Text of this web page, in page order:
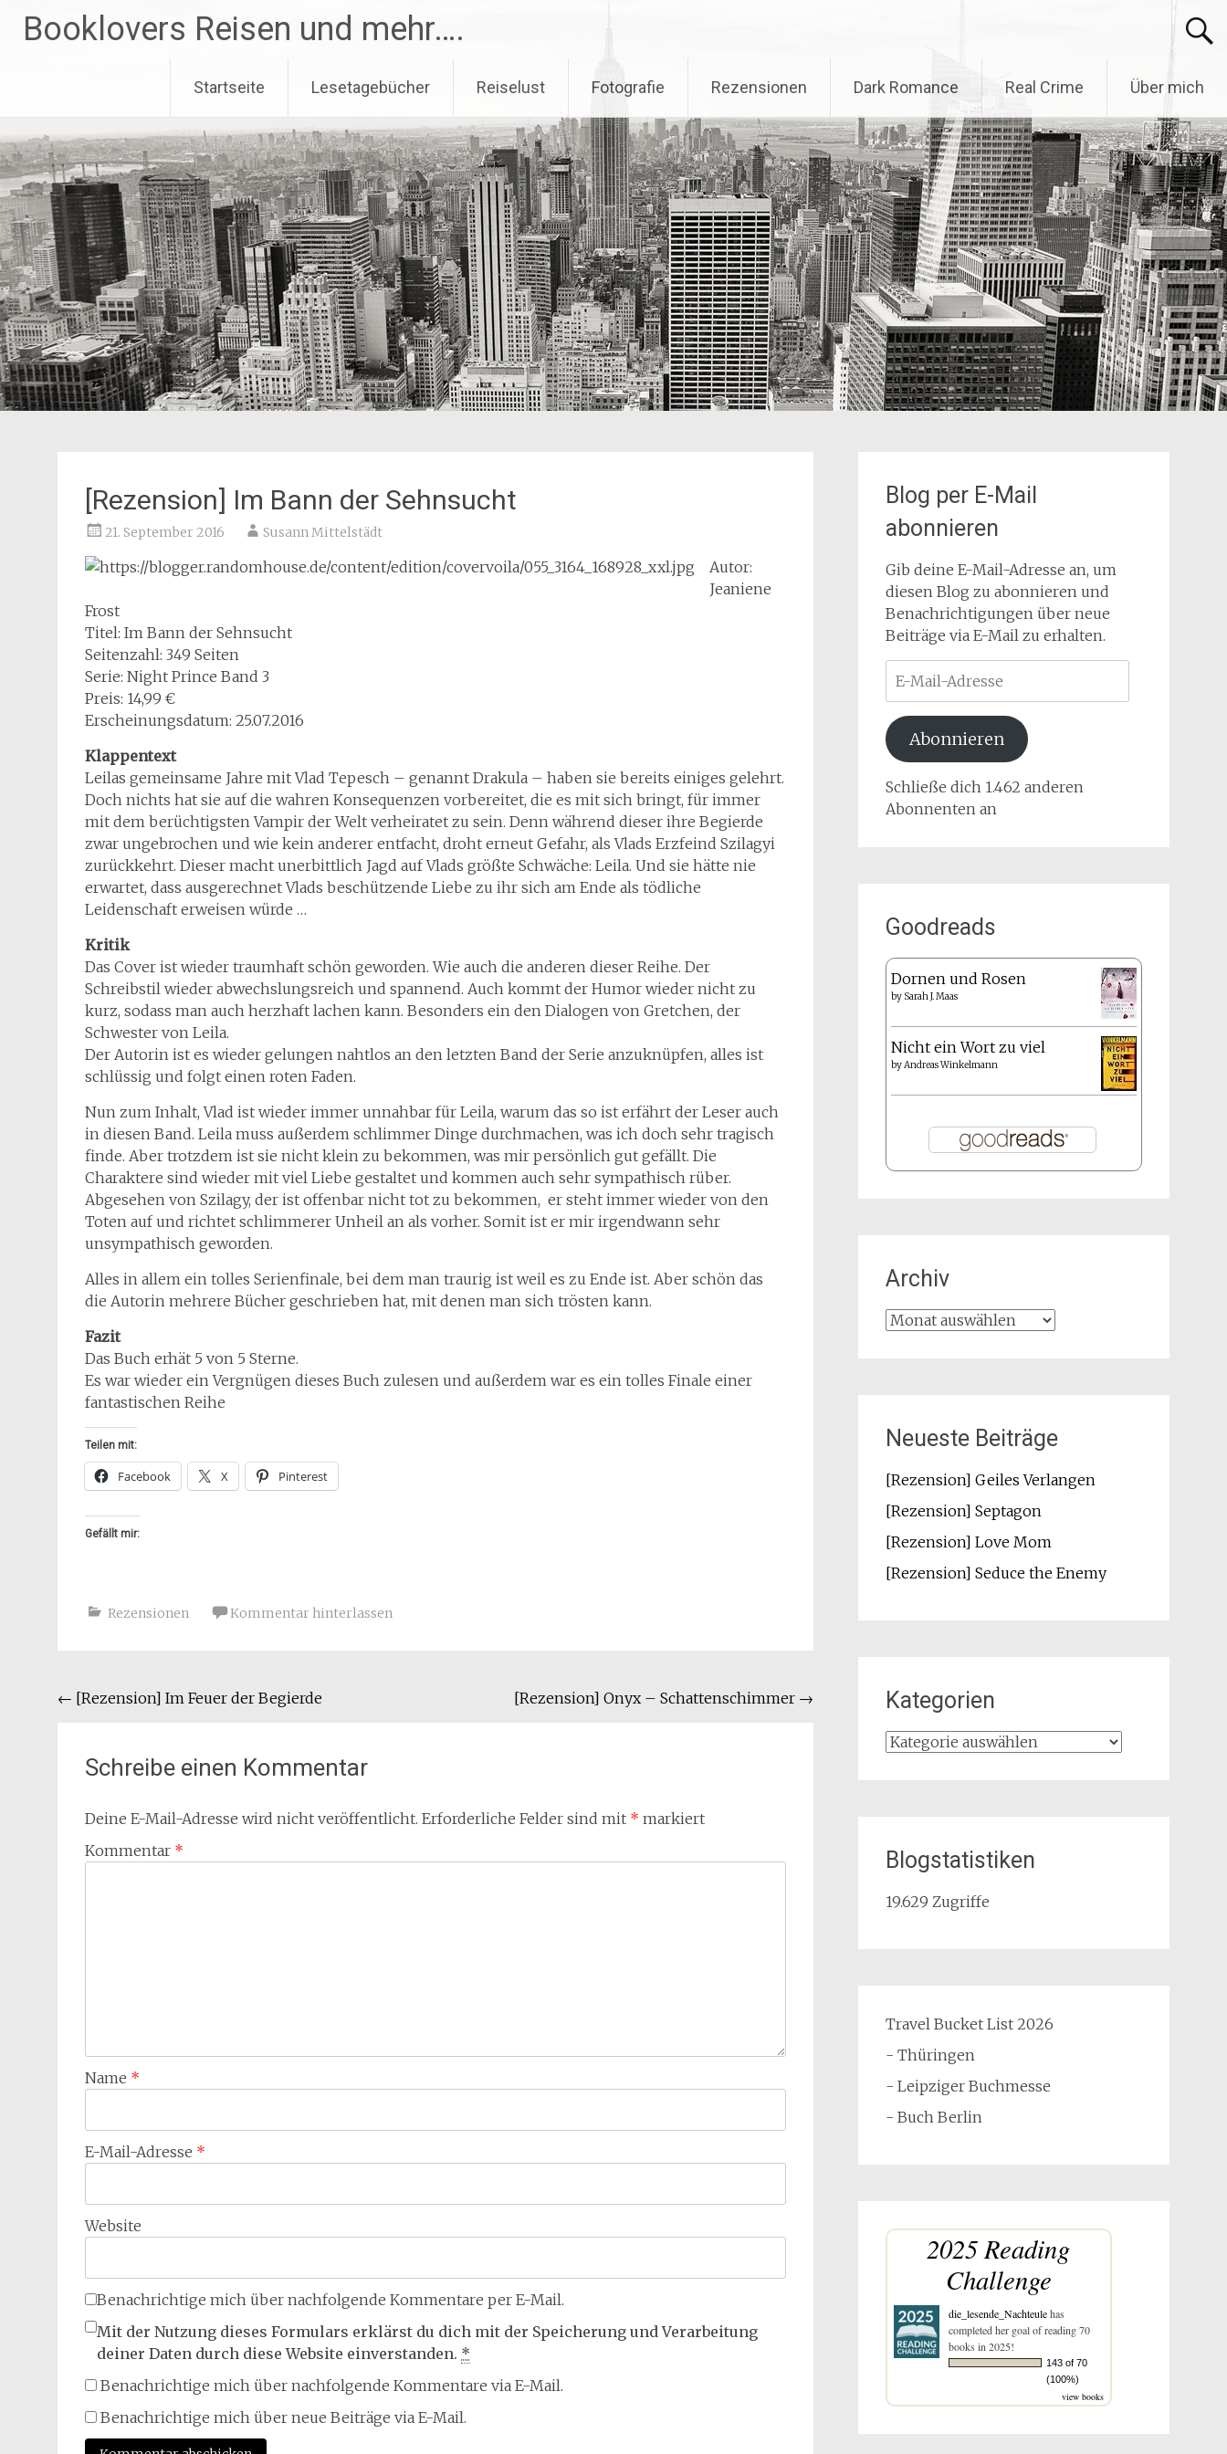
InhaltBooklovers Reisen und mehr….
Startseite Lesetagebücher Reiselust Fotografie Rezensionen Dark Romance Real Crime Über mich
[Rezension] Im Bann der Sehnsucht
21. September 2016 Susann Mittelstädt
Autor:
Jeaniene
Frost
Titel: Im Bann der Sehnsucht
Seitenzahl: 349 Seiten
Serie: Night Prince Band 3
Preis: 14,99 €
Erscheinungsdatum: 25.07.2016
Klappentext
Leilas gemeinsame Jahre mit Vlad Tepesch – genannt Drakula – haben sie bereits einiges gelehrt.
Doch nichts hat sie auf die wahren Konsequenzen vorbereitet, die es mit sich bringt, für immer
mit dem berüchtigsten Vampir der Welt verheiratet zu sein. Denn während dieser ihre Begierde
zwar ungebrochen und wie kein anderer entfacht, droht erneut Gefahr, als Vlads Erzfeind Szilagyi
zurückkehrt. Dieser macht unerbittlich Jagd auf Vlads größte Schwäche: Leila. Und sie hätte nie
erwartet, dass ausgerechnet Vlads beschützende Liebe zu ihr sich am Ende als tödliche
Leidenschaft erweisen würde …
Kritik
Das Cover ist wieder traumhaft schön geworden. Wie auch die anderen dieser Reihe. Der
Schreibstil wieder abwechslungsreich und spannend. Auch kommt der Humor wieder nicht zu
kurz, sodass man auch herzhaft lachen kann. Besonders ein den Dialogen von Gretchen, der
Schwester von Leila.
Der Autorin ist es wieder gelungen nahtlos an den letzten Band der Serie anzuknüpfen, alles ist
schlüssig und folgt einen roten Faden.
Nun zum Inhalt, Vlad ist wieder immer unnahbar für Leila, warum das so ist erfährt der Leser auch
in diesen Band. Leila muss außerdem schlimmer Dinge durchmachen, was ich doch sehr tragisch
finde. Aber trotzdem ist sie nicht klein zu bekommen, was mir persönlich gut gefällt. Die
Charaktere sind wieder mit viel Liebe gestaltet und kommen auch sehr sympathisch rüber.
Abgesehen von Szilagy, der ist offenbar nicht tot zu bekommen, er steht immer wieder von den
Toten auf und richtet schlimmerer Unheil an als vorher. Somit ist er mir irgendwann sehr
unsympathisch geworden.
Alles in allem ein tolles Serienfinale, bei dem man traurig ist weil es zu Ende ist. Aber schön das
die Autorin mehrere Bücher geschrieben hat, mit denen man sich trösten kann.
Fazit
Das Buch erhät 5 von 5 Sterne.
Es war wieder ein Vergnügen dieses Buch zulesen und außerdem war es ein tolles Finale einer
fantastischen Reihe
Teilen mit:
Facebook X Pinterest
Gefällt mir:
Rezensionen Kommentar hinterlassen
Beitragsnavigation
← [Rezension] Im Feuer der Begierde [Rezension] Onyx – Schattenschimmer →
Schreibe einen Kommentar
Deine E-Mail-Adresse wird nicht veröffentlicht. Erforderliche Felder sind mit * markiert
Kommentar *
Name *
E-Mail-Adresse *
Website
Benachrichtige mich über nachfolgende Kommentare per E-Mail.
Mit der Nutzung dieses Formulars erklärst du dich mit der Speicherung und Verarbeitung
deiner Daten durch diese Website einverstanden. *
Benachrichtige mich über nachfolgende Kommentare via E-Mail.
Benachrichtige mich über neue Beiträge via E-Mail.
Blog per E-Mail
abonnieren
Gib deine E-Mail-Adresse an, um
diesen Blog zu abonnieren und
Benachrichtigungen über neue
Beiträge via E-Mail zu erhalten.
Mail-
Adresse
Abonnieren
Schließe dich 1.462 anderen
Abonnenten an
Goodreads
Dornen und Rosen
by Sarah J. Maas
Nicht ein Wort zu viel
byAndreas Winkelmann
Archiv
Archiv
Neueste Beiträge
[Rezension] Geiles Verlangen
[Rezension] Septagon
[Rezension] Love Mom
[Rezension] Seduce the Enemy
Kategorien
Kategorien
Blogstatistiken
19.629 Zugriffe
Travel Bucket List 2026
- Thüringen
- Leipziger Buchmesse
- Buch Berlin
2025 Reading
Challenge
die_lesende_Nachteulehas
completed her goal of reading 70
books in 2025!
143 of 70
(100%)
view books